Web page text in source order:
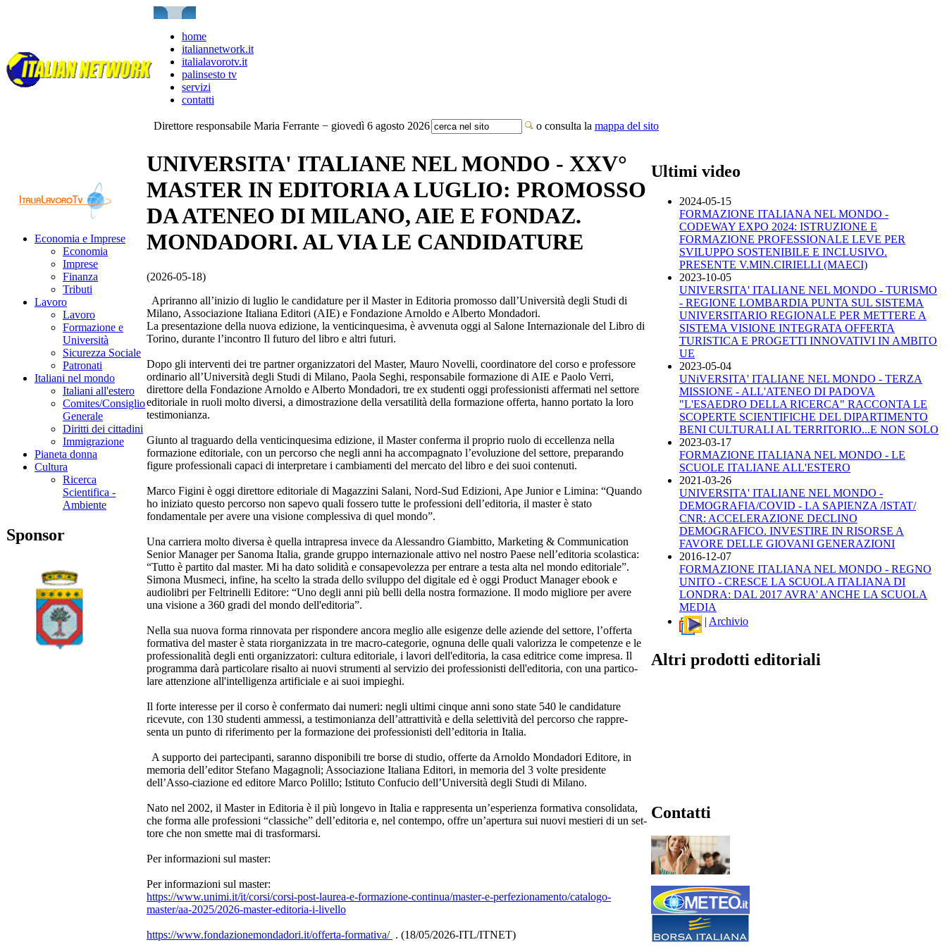
home
italiannetwork.it
italialavorotv.it
palinsesto tv
servizi
contatti
Direttore responsabile Maria Ferrante − giovedì 6 agosto 2026 o consulta la mappa del sito
Economia e Imprese
Economia
Imprese
Finanza
Tributi
Lavoro
Lavoro
Formazione e
Università
Sicurezza Sociale
Patronati
Italiani nel mondo
Italiani all'estero
Comites/Consiglio
Generale
Diritti dei cittadini
Immigrazione
Pianeta donna
Cultura
Ricerca
Scientifica -
Ambiente
Sponsor
UNIVERSITA' ITALIANE NEL MONDO - XXV°
MASTER IN EDITORIA A LUGLIO: PROMOSSO
DA ATENEO DI MILANO, AIE E FONDAZ.
MONDADORI. AL VIA LE CANDIDATURE
(2026-05-18)
Apriranno all’inizio di luglio le candidature per il Master in Editoria promosso dall’Università degli Studi di
Milano, Associazione Italiana Editori (AIE) e Fondazione Arnoldo e Alberto Mondadori.
La presentazione della nuova edizione, la venticinquesima, è avvenuta oggi al Salone Internazionale del Libro di
Torino, durante l’incontro Il futuro del libro e altri futuri.
Dopo gli interventi dei tre partner organizzatori del Master, Mauro Novelli, coordinatore del corso e professore
ordinario all’Università degli Studi di Milano, Paola Seghi, responsabile formazione di AIE e Paolo Verri,
direttore della Fondazione Arnoldo e Alberto Mondadori, tre ex studenti oggi professionisti affermati nel settore
editoriale in ruoli molto diversi, a dimostrazione della versatilità della formazione offerta, hanno portato la loro
testimonianza.
Giunto al traguardo della venticinquesima edizione, il Master conferma il proprio ruolo di eccellenza nella
formazione editoriale, con un percorso che negli anni ha accompagnato l’evoluzione del settore, preparando
figure professionali capaci di interpretare i cambiamenti del mercato del libro e dei suoi contenuti.
Marco Figini è oggi direttore editoriale di Magazzini Salani, Nord-Sud Edizioni, Ape Junior e Limina: “Quando
ho iniziato questo percorso non sapevo quali fossero tutte le professioni dell’editoria, il master è stato
fondamentale per avere una visione complessiva di quel mondo”.
Una carriera molto diversa è quella intrapresa invece da Alessandro Giambitto, Marketing & Communication
Senior Manager per Sanoma Italia, grande gruppo internazionale attivo nel nostro Paese nell’editoria scolastica:
“Tutto è partito dal master. Mi ha dato solidità e consapevolezza per entrare a testa alta nel mondo editoriale”.
Simona Musmeci, infine, ha scelto la strada dello sviluppo del digitale ed è oggi Product Manager ebook e
audiolibri per Feltrinelli Editore: “Uno degli anni più belli della nostra formazione. Il modo migliore per avere
una visione a 360 gradi del mondo dell'editoria”.
Nella sua nuova forma rinnovata per rispondere ancora meglio alle esigenze delle aziende del settore, l’offerta
formativa del master è stata riorganizzata in tre macro-categorie, ognuna delle quali valorizza le competenze e le
professionalità degli enti organizzatori: cultura editoriale, i lavori dell'editoria, la casa editrice come impresa. Il
programma darà particolare risalto ai nuovi strumenti al servizio dei professionisti dell'editoria, con una partico-
lare attenzione all'intelligenza artificiale e ai suoi impieghi.
Il forte interesse per il corso è confermato dai numeri: negli ultimi cinque anni sono state 540 le candidature
ricevute, con 130 studenti ammessi, a testimonianza dell’attrattività e della selettività del percorso che rappre-
senta un punto di riferimento per la formazione dei professionisti dell’editoria in Italia.
A supporto dei partecipanti, saranno disponibili tre borse di studio, offerte da Arnoldo Mondadori Editore, in
memoria dell’editor Stefano Magagnoli; Associazione Italiana Editori, in memoria del 3 volte presidente
dell’Asso-ciazione ed editore Marco Polillo; Istituto Confucio dell’Università degli Studi di Milano.
Nato nel 2002, il Master in Editoria è il più longevo in Italia e rappresenta un’esperienza formativa consolidata,
che forma alle professioni “classiche” dell’editoria e, nel contempo, offre un’apertura sui nuovi mestieri di un set-
tore che non smette mai di trasformarsi.
Per informazioni sul master:
Per informazioni sul master:
https://www.unimi.it/it/corsi/corsi-post-laurea-e-formazione-continua/master-e-perfezionamento/catalogo-
master/aa-2025/2026-master-editoria-i-livello
https://www.fondazionemondadori.it/offerta-formativa/ . (18/05/2026-ITL/ITNET)
Ultimi video
2024-05-15
FORMAZIONE ITALIANA NEL MONDO -
CODEWAY EXPO 2024: ISTRUZIONE E
FORMAZIONE PROFESSIONALE LEVE PER
SVILUPPO SOSTENIBILE E INCLUSIVO.
PRESENTE V.MIN.CIRIELLI (MAECI)
2023-10-05
UNIVERSITA' ITALIANE NEL MONDO - TURISMO
- REGIONE LOMBARDIA PUNTA SUL SISTEMA
UNIVERSITARIO REGIONALE PER METTERE A
SISTEMA VISIONE INTEGRATA OFFERTA
TURISTICA E PROGETTI INNOVATIVI IN AMBITO
UE
2023-05-04
UNiVERSITA' ITALIANE NEL MONDO - TERZA
MISSIONE - ALL'ATENEO DI PADOVA
"L'ESAEDRO DELLA RICERCA" RACCONTA LE
SCOPERTE SCIENTIFICHE DEL DIPARTIMENTO
BENI CULTURALI AL TERRITORIO...E NON SOLO
2023-03-17
FORMAZIONE ITALIANA NEL MONDO - LE
SCUOLE ITALIANE ALL'ESTERO
2021-03-26
UNIVERSITA' ITALIANE NEL MONDO -
DEMOGRAFIA/COVID - LA SAPIENZA /ISTAT/
CNR: ACCELERAZIONE DECLINO
DEMOGRAFICO. INVESTIRE IN RISORSE A
FAVORE DELLE GIOVANI GENERAZIONI
2016-12-07
FORMAZIONE ITALIANA NEL MONDO - REGNO
UNITO - CRESCE LA SCUOLA ITALIANA DI
LONDRA: DAL 2017 AVRA' ANCHE LA SCUOLA
MEDIA
| Archivio
Altri prodotti editoriali
Contatti